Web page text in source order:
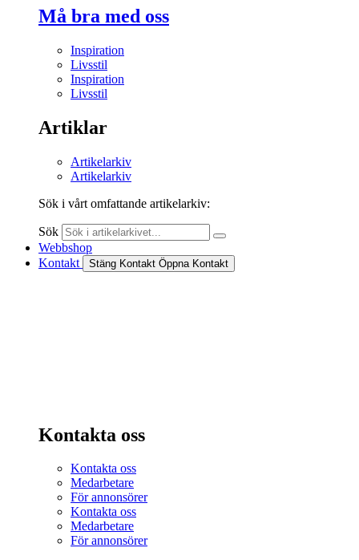
Må bra med oss
Inspiration
Livsstil
Inspiration
Livsstil
Artiklar
Artikelarkiv
Artikelarkiv
Sök i vårt omfattande artikelarkiv:
Sök
Webbshop
Kontakt
Stäng Kontakt Öppna Kontakt
Kontakta oss
Kontakta oss
Medarbetare
För annonsörer
Kontakta oss
Medarbetare
För annonsörer